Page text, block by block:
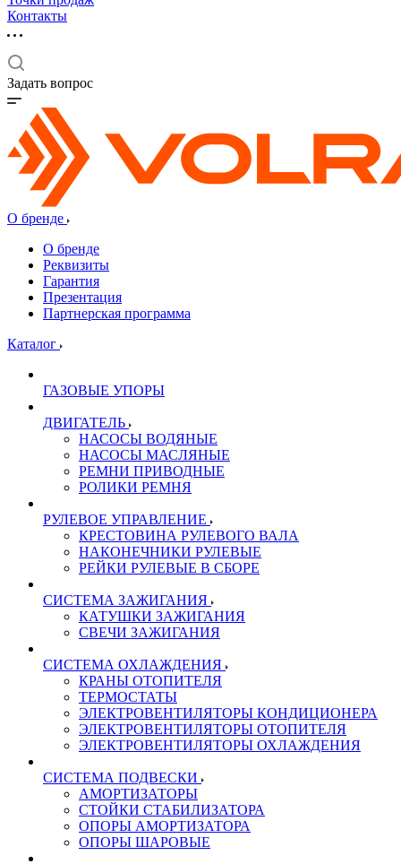
Контакты
Задать вопрос
О бренде
О бренде
Реквизиты
Гарантия
Презентация
Партнерская программа
Каталог
ГАЗОВЫЕ УПОРЫ
ДВИГАТЕЛЬ
НАСОСЫ ВОДЯНЫЕ
НАСОСЫ МАСЛЯНЫЕ
РЕМНИ ПРИВОДНЫЕ
РОЛИКИ РЕМНЯ
РУЛЕВОЕ УПРАВЛЕНИЕ
КРЕСТОВИНА РУЛЕВОГО ВАЛА
НАКОНЕЧНИКИ РУЛЕВЫЕ
РЕЙКИ РУЛЕВЫЕ В СБОРЕ
СИСТЕМА ЗАЖИГАНИЯ
КАТУШКИ ЗАЖИГАНИЯ
СВЕЧИ ЗАЖИГАНИЯ
СИСТЕМА ОХЛАЖДЕНИЯ
КРАНЫ ОТОПИТЕЛЯ
ТЕРМОСТАТЫ
ЭЛЕКТРОВЕНТИЛЯТОРЫ КОНДИЦИОНЕРА
ЭЛЕКТРОВЕНТИЛЯТОРЫ ОТОПИТЕЛЯ
ЭЛЕКТРОВЕНТИЛЯТОРЫ ОХЛАЖДЕНИЯ
СИСТЕМА ПОДВЕСКИ
АМОРТИЗАТОРЫ
СТОЙКИ СТАБИЛИЗАТОРА
ОПОРЫ АМОРТИЗАТОРА
ОПОРЫ ШАРОВЫЕ